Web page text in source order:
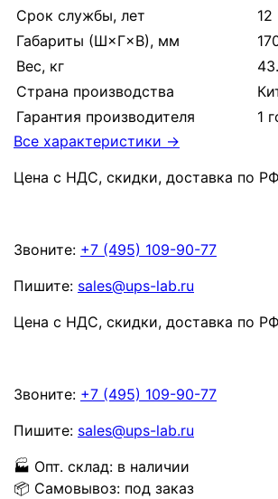
Срок службы, лет
12
Габариты (Ш×Г×В), мм
Вес, кг
Страна производства
Гарантия производителя
1
Все характеристики →
Цена с НДС, скидки, доставка по РФ
Звоните: +7 (495) 109-90-77
Пишите: sales@ups-lab.ru
Цена с НДС, скидки, доставка по РФ
Звоните: +7 (495) 109-90-77
Пишите: sales@ups-lab.ru
🏭 Опт. склад: в наличии
📦 Самовывоз: под заказ